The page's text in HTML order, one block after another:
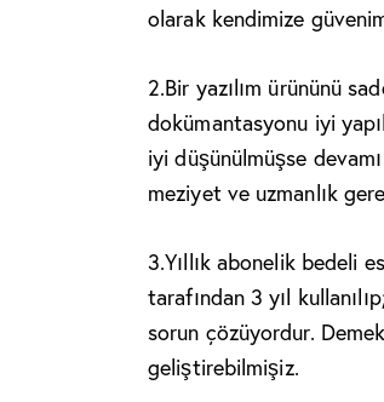
olarak kendimize
2.Bir yazılım ürününü
dokümantasyonu iyi
iyi düşünülmüşse
meziyet ve uzmanlık
3.Yıllık abonelik bedeli
tarafından 3 yıl
sorun çözüyordur.
geliştirebilmişiz.